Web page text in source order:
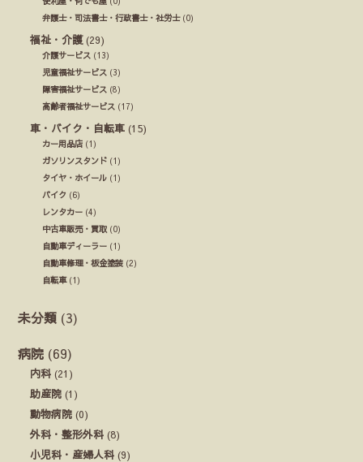
弁護士・司法書士・行政書士・社労士(0)
福祉・介護(29)
介護サービス (13)
児童福祉サービス (3)
障害福祉サービス (8)
高齢者福祉サービス (17)
車・バイク・自転車 (15)
カー用品店 (1)
ガソリンスタンド (1)
タイヤ・ホイール (1)
バイク (6)
レンタカー (4)
中古車販売・買取 (0)
自動車ディーラー (1)
自動車修理・板金塗装 (2)
自転車(1)
未分類 (3)
病院 (69)
内科 (21)
助産院 (1)
動物病院 (0)
外科・整形外科 (8)
小児科・産婦人科 (9)